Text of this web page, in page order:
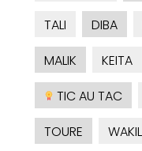
TALI
DIBA
MALIK
KEITA
TIC AU TAC
TOURE
WAKIL